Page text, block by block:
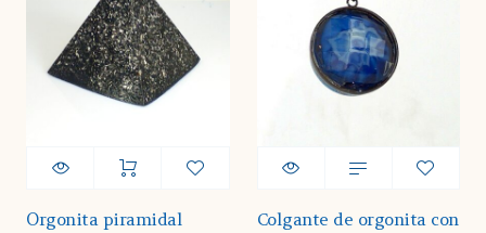
Orgonita piramidal
Colgante de orgonita con